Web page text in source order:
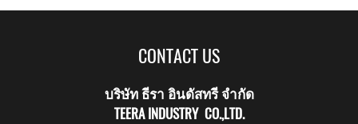
CONTACT US
บริษัท ธีรา อินดัสทรี จำกัด
TEERA INDUSTRY CO.,LTD.